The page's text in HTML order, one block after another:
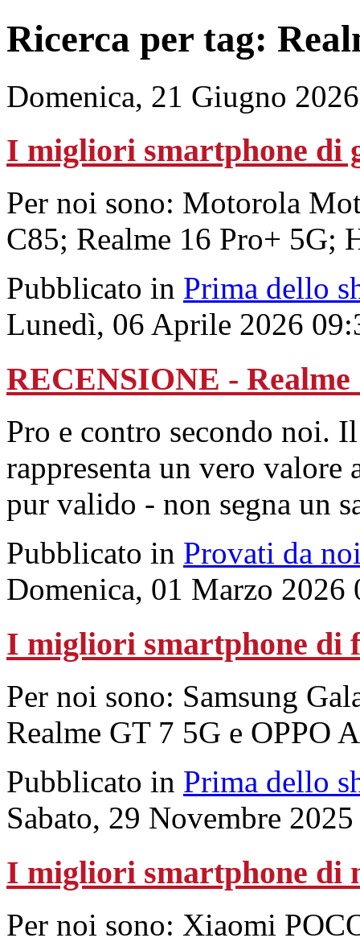
Ricerca per tag:
Domenica, 21 Giugno
I migliori smartphone di
Per noi sono: Motorola
C85; Realme 16 Pro+ 5G;
Pubblicato in Prima dello
Lunedì, 06 Aprile 2026
RECENSIONE - Realme
Pro e contro secondo noi.
rappresenta un vero valore
pur valido - non segna un
Pubblicato in Provati da
Domenica, 01 Marzo 2026
I migliori smartphone di
Per noi sono: Samsung
Realme GT 7 5G e OPPO
Pubblicato in Prima dello
Sabato, 29 Novembre
I migliori smartphone di
Per noi sono: Xiaomi